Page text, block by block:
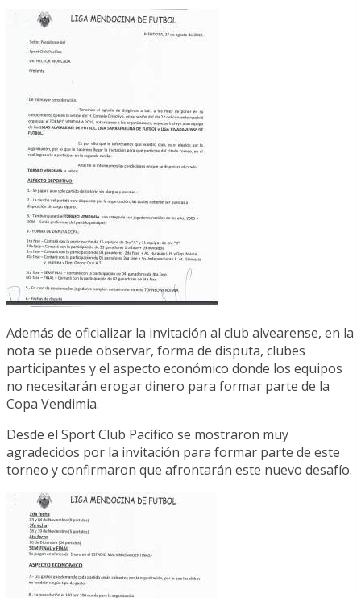
Además de oficializar la invitación al club alvearense, en la
nota se puede observar, forma de disputa, clubes
participantes y el aspecto económico donde los equipos
no necesitarán erogar dinero para formar parte de la
Copa Vendimia.
Desde el Sport Club Pacífico se mostraron muy
agradecidos por la invitación para formar parte de este
torneo y confirmaron que afrontarán este nuevo desafío.